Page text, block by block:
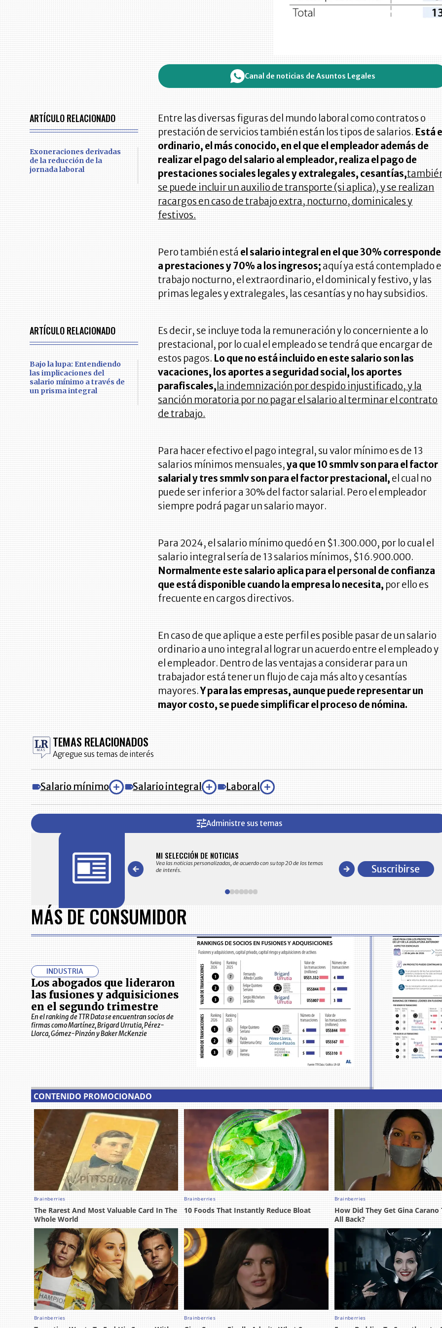
Canal de noticias de Asuntos Legales
ARTÍCULO RELACIONADO
Exoneraciones derivadas
de la reducción de la
jornada laboral
Entre las diversas figuras del mundo laboral como contratos o
prestación de servicios también están los tipos de salarios. Está el
ordinario, el más conocido, en el que el empleador además de
realizar el pago del salario al empleador, realiza el pago de
prestaciones sociales legales y extralegales, cesantías,
se puede incluir un auxilio de transporte (si aplica), y se realizan
racargos en caso de trabajo extra, nocturno, dominicales y
festivos.
Pero también está el salario integral en el que 30% corresponde
a prestaciones y 70% a los ingresos; aquí ya está contemplado el
trabajo nocturno, el extraordinario, el dominical y festivo, y las
primas legales y extralegales, las cesantías y no hay subsidios.
ARTÍCULO RELACIONADO
Bajo la lupa: Entendiendo
las implicaciones del
salario mínimo a través de
un prisma integral
Es decir, se incluye toda la remuneración y lo concerniente a lo
prestacional, por lo cual el empleado se tendrá que encargar de
estos pagos. Lo que no está incluido en este salario son las
vacaciones, los aportes a seguridad social, los aportes
parafiscales, la indemnización por despido injustificado, y la
sanción moratoria por no pagar el salario al terminar el contrato
de trabajo.
Para hacer efectivo el pago integral, su valor mínimo es de 13
salarios mínimos mensuales,ya que 10 smmlv son para el factor
salarial y tres smmlv son para el factor prestacional, el cual no
puede ser inferior a 30% del factor salarial. Pero el empleador
siempre podrá pagar un salario mayor.
Para 2024, el salario mínimo quedó en $1.300.000, por lo cual el
salario integral sería de 13 salarios mínimos, $16.900.000.
Normalmente este salario aplica para el personal de confianza
que está disponible cuando la empresa lo necesita, por ello es
frecuente en cargos directivos.
En caso de que aplique a este perfil es posible pasar de un salario
ordinario a uno integral al lograr un acuerdo entre el empleado y
el empleador. Dentro de las ventajas a considerar para un
trabajador está tener un flujo de caja más alto y cesantías
mayores.Y para las empresas, aunque puede representar un
mayor costo, se puede simplificar el proceso de nómina.
TEMAS RELACIONADOS
Agregue sus temas de interés
Salario mínimo Salario integral Laboral
Administre sus temas
en su correo electrónico las noticias seleccionadas por nuestro
MI SELECCIÓN DE NOTICIAS
Vea las noticias personalizadas, de acuerdo con su top 20 de los temas
de interés.
comportamiento general y detallado de las
en ventas en Colombia
of
Suscribirse
MÁS DE CONSUMIDOR
INDUSTRIA
Los abogados que lideraron
las fusiones y adquisiciones
en el segundo trimestre
En el ranking de TTR Data se encuentran socios de
firmas como Martínez, Brigard Urrutia, Pérez-
Llorca, Gómez-Pinzón y Baker McKenzie